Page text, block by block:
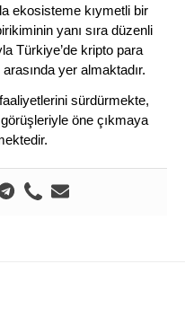
ekosisteme kıymetli bir
yanı sıra düzenli
Türkiye’de kripto para
yer almaktadır.
sürdürmekte,
öne çıkmaya